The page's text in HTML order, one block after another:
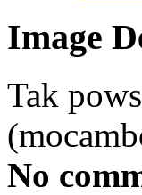
Image
Tak
No